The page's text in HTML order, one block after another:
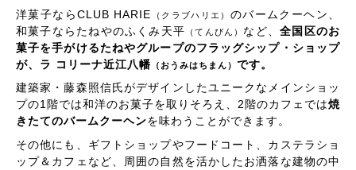
洋菓子ならCLUB HARIE （クラブハリエ） のバームクーヘン、
和菓子ならたねやのふくみ天平 （てんびん） など、全国区のお
菓子を手がけるたねやグループのフラッグシップ・ショップ
が、ラ コリーナ近江八幡 （おうみはちまん） です。
建築家・藤森照信氏がデザインしたユニークなメインショッ
プの1階では和洋のお菓子を取りそろえ、2階のカフェでは焼
きたてのバームクーヘンを味わうことができます。
その他にも、ギフトショップやフードコート、カステラショ
ップ＆カフェなど、周囲の自然を活かしたお洒落な建物の中